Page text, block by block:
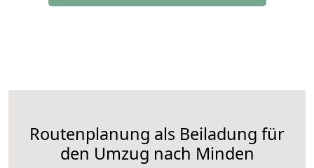
Routenplanung als Beiladung für
den Umzug nach Minden